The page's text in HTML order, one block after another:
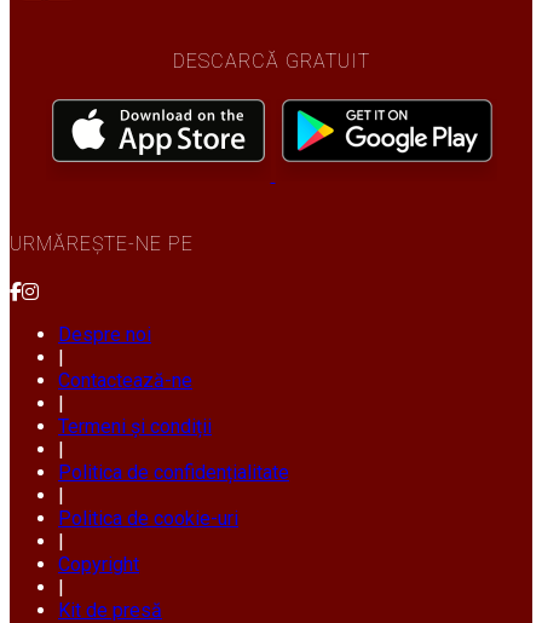
DESCARCĂ GRATUIT
URMĂREȘTE-NE PE
Despre noi
|
Contactează-ne
|
Termeni și condiții
|
Politica de confidențialitate
|
Politica de cookie-uri
|
Copyright
|
Kit de presă